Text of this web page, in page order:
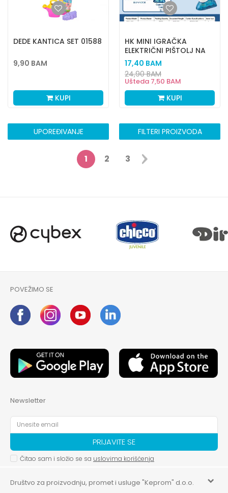
DEDE KANTICA SET 01588
9,90 BAM
KUPI
HK MINI IGRAČKA
ELEKTRIČNI PIŠTOLJ NA
VODU
17,40 BAM
Ušteda 7,50 BAM
24,90BAM
KUPI
UPOREĐIVANJE FILTERI PROIZVODA
1 2 3
POVEŽIMO SE
Newsletter
PRIJAVITE SE
Čitao sam i složio se sa uslovima korišćenja
Društvo za proizvodnju, promet i usluge "Keprom" d.o.o.